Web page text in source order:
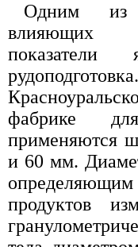
Одним из
влияющих
показатели
фабрике
применяются
и 60 мм.
продуктов